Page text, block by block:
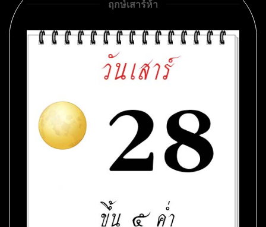
ฤกษ์เสาร์ห้า